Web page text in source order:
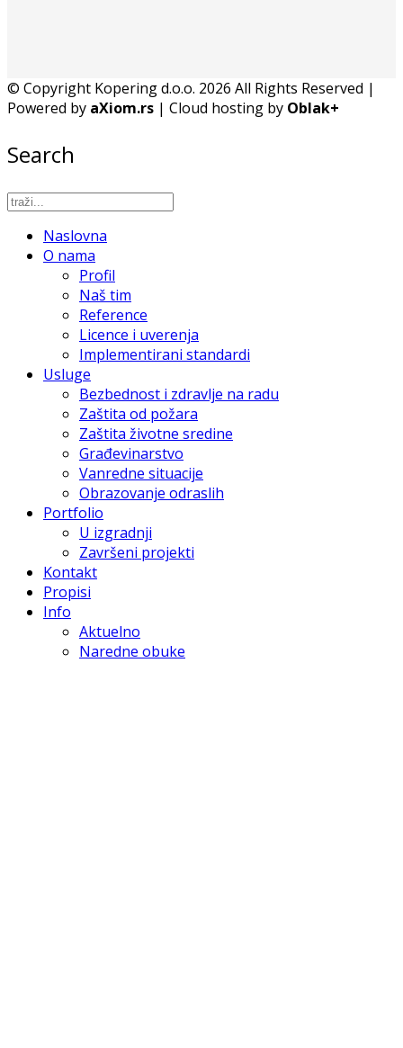
© Copyright Kopering d.o.o. 2026 All Rights Reserved |
Powered by aXiom.rs | Cloud hosting by Oblak+
Search
Naslovna
O nama
Profil
Naš tim
Reference
Licence i uverenja
Implementirani standardi
Usluge
Bezbednost i zdravlje na radu
Zaštita od požara
Zaštita životne sredine
Građevinarstvo
Vanredne situacije
Obrazovanje odraslih
Portfolio
U izgradnji
Završeni projekti
Kontakt
Propisi
Info
Aktuelno
Naredne obuke